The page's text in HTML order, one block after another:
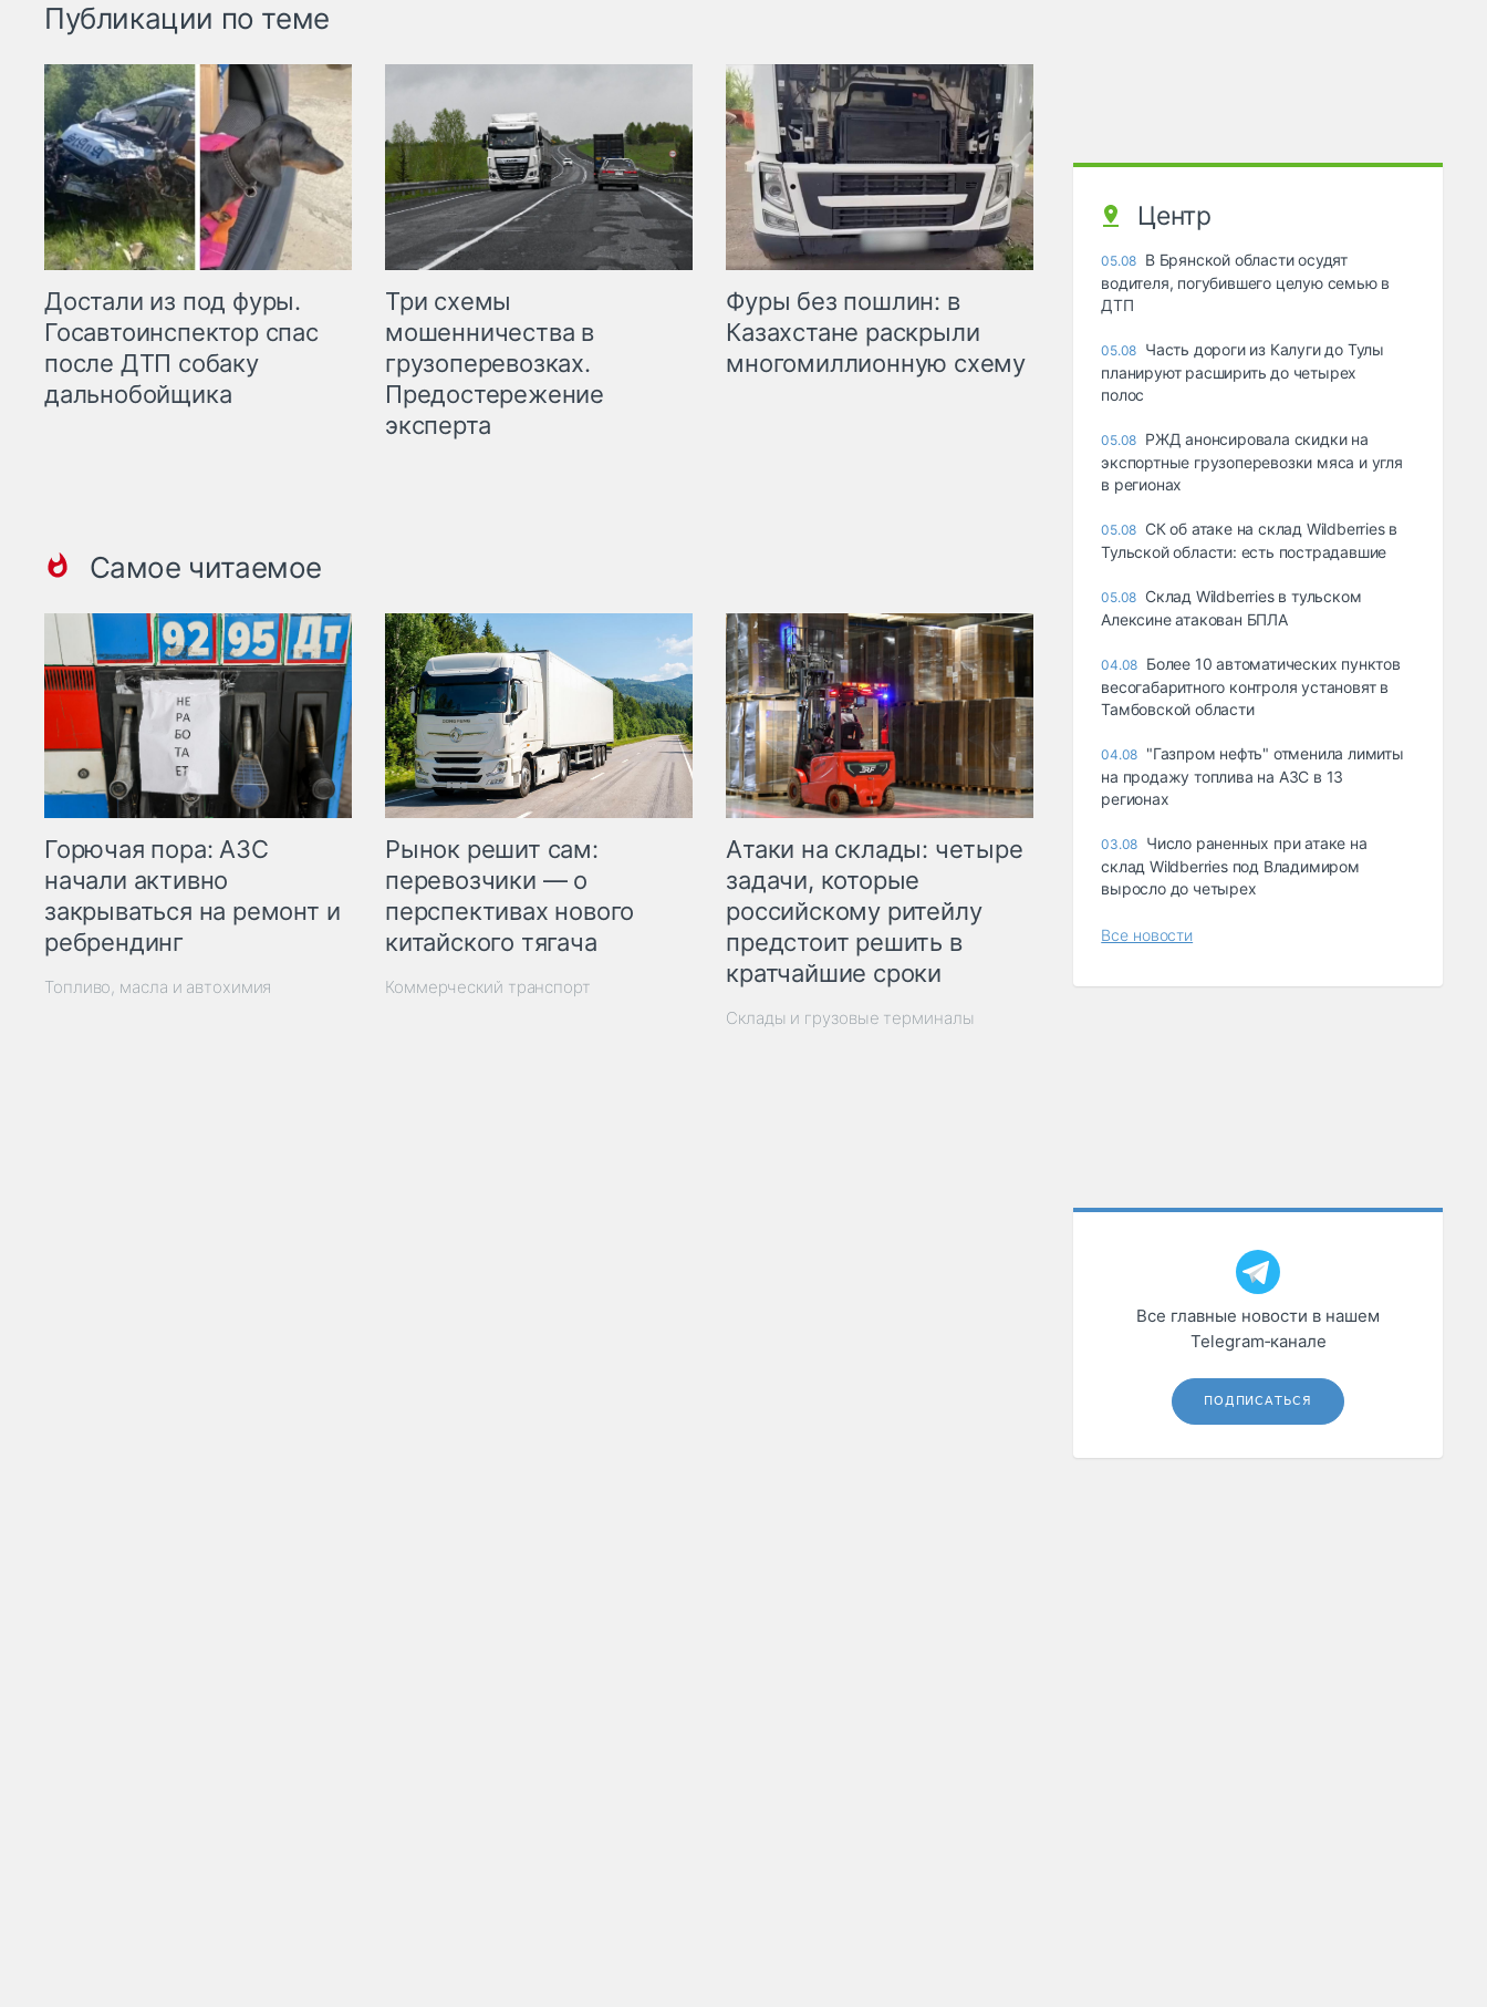
Публикации по теме
Достали из под фуры.
Госавтоинспектор спас
после ДТП собаку
дальнобойщика
Три схемы
мошенничества в
грузоперевозках.
Предостережение
эксперта
Фуры без пошлин: в
Казахстане раскрыли
многомиллионную схему
Самое читаемое
Горючая пора: АЗС
начали активно
закрываться на ремонт и
ребрендинг
Топливо, масла и автохимия
Рынок решит сам:
перевозчики — о
перспективах нового
китайского тягача
Коммерческий транспорт
Атаки на склады: четыре
задачи, которые
российскому ритейлу
предстоит решить в
кратчайшие сроки
Склады и грузовые терминалы
Центр
05.08 В Брянской области осудят
водителя, погубившего целую семью в
ДТП
05.08 Часть дороги из Калуги до Тулы
планируют расширить до четырех
полос
05.08 РЖД анонсировала скидки на
экспортные грузоперевозки мяса и угля
в регионах
05.08 СК об атаке на склад Wildberries в
Тульской области: есть пострадавшие
05.08 Склад Wildberries в тульском
Алексине атакован БПЛА
04.08 Более 10 автоматических пунктов
весогабаритного контроля установят в
Тамбовской области
04.08 "Газпром нефть" отменила лимиты
на продажу топлива на АЗС в 13
регионах
03.08 Число раненных при атаке на
склад Wildberries под Владимиром
выросло до четырех
Все новости
Все главные новости в нашем
Telegram‑канале
ПОДПИСАТЬСЯ